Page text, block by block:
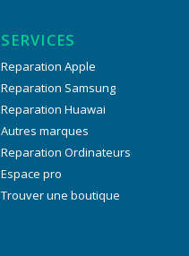
SERVICES
Reparation Apple
Reparation Samsung
Reparation Huawai
Autres marques
Reparation Ordinateurs
Espace pro
Trouver une boutique